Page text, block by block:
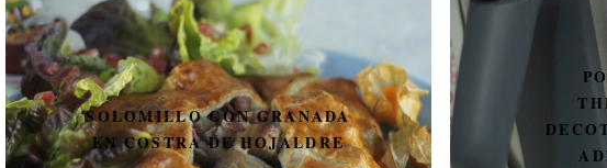
SOLOMILLO CON GRANADA
EN COSTRA DE HOJALDRE